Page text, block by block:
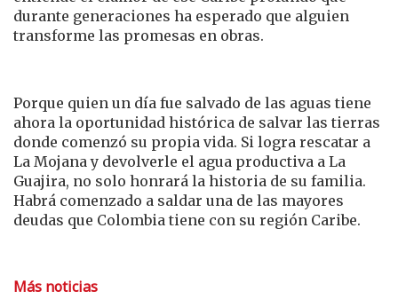
durante generaciones ha esperado que alguien
transforme las promesas en obras.
Porque quien un día fue salvado de las aguas tiene
ahora la oportunidad histórica de salvar las tierras
donde comenzó su propia vida. Si logra rescatar a
La Mojana y devolverle el agua productiva a La
Guajira, no solo honrará la historia de su familia.
Habrá comenzado a saldar una de las mayores
deudas que Colombia tiene con su región Caribe.
Más noticias